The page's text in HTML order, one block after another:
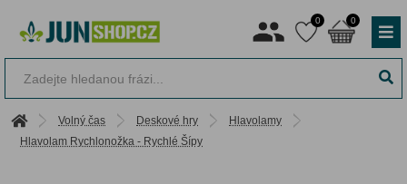
0 0
Volný čas Deskové hry
Hlavolamy
Hlavolam Rychlonožka - Rychlé Šípy